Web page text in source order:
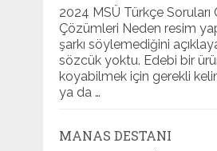
2024 MSÜ Türkçe Soruları
Çözümleri Neden resim
şarkı söylemediğini
sözcük yoktu. Edebi bir
koyabilmek için gerekli
ya da …
MANAS DESTANI